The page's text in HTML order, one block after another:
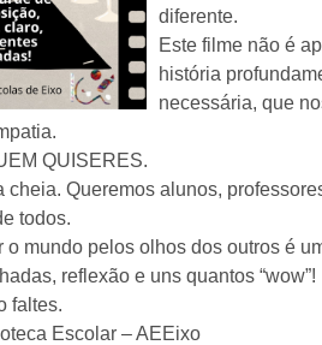
diferente.
Este filme não é
história
necessária, que
QUISERES.
cheia. Queremos alunos,
todos.
o mundo pelos olhos dos outros é
reflexão e uns quantos “wow”!
faltes.
Escolar – AEEixo